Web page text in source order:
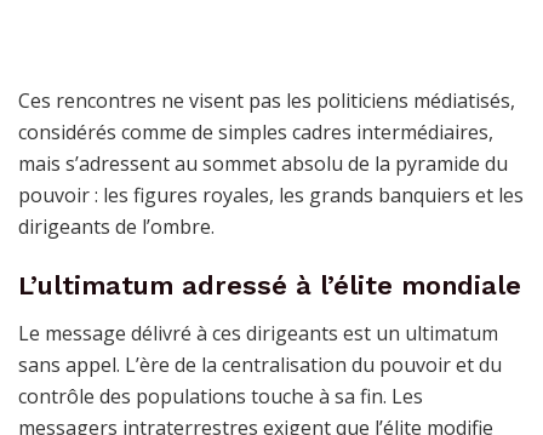
Ces rencontres ne visent pas les politiciens médiatisés,
considérés comme de simples cadres intermédiaires,
mais s’adressent au sommet absolu de la pyramide du
pouvoir : les figures royales, les grands banquiers et les
dirigeants de l’ombre.
L’ultimatum adressé à l’élite mondiale
Le message délivré à ces dirigeants est un ultimatum
sans appel. L’ère de la centralisation du pouvoir et du
contrôle des populations touche à sa fin. Les
messagers intraterrestres exigent que l’élite modifie